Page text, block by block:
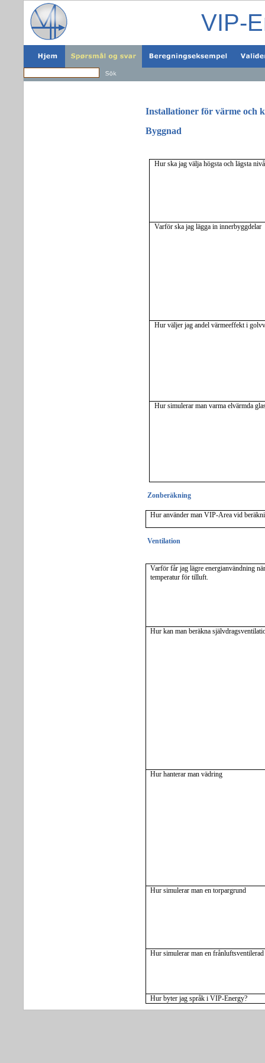
VIP-
Installationer för värme och
Byggnad
Hur ska jag välja högsta och lägsta
Varför ska jag lägga in innerbyggdelar
Hur väljer jag andel värmeeffekt i
Hur simulerar man varma elvärmda
Zonberäkning
Hur använder man VIP-Area vid
Ventilation
Varför får jag lägre energianvändning
temperatur för tilluft.
Hur kan man beräkna
Hur hanterar man vädring
Hur simulerar man en torpargrund
Hur simulerar man en
Hur byter jag språk i VIP-Energy?